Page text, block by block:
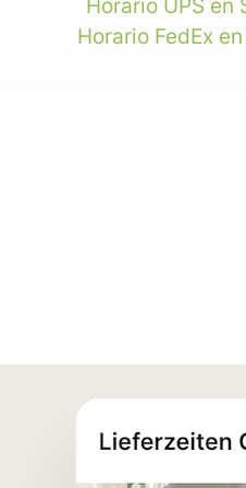
Horario UPS en
Horario FedEx